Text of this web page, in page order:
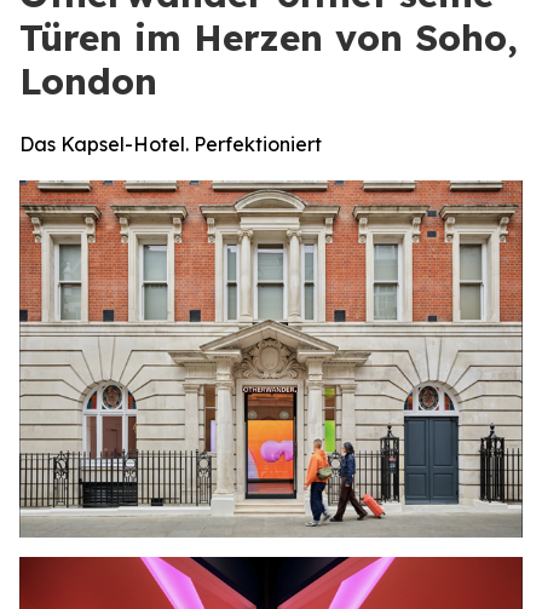
Türen im Herzen von Soho,
London
Das Kapsel-Hotel. Perfektioniert